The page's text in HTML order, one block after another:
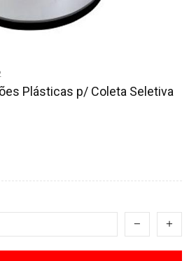
Plásticas p/ Coleta Seletiva